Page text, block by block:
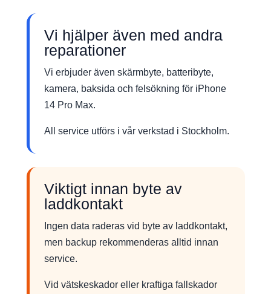
Vi hjälper även med andra
reparationer
Vi erbjuder även skärmbyte, batteribyte,
kamera, baksida och felsökning för iPhone
14 Pro Max.
All service utförs i vår verkstad i Stockholm.
Viktigt innan byte av
laddkontakt
Ingen data raderas vid byte av laddkontakt,
men backup rekommenderas alltid innan
service.
Vid vätskeskador eller kraftiga fallskador